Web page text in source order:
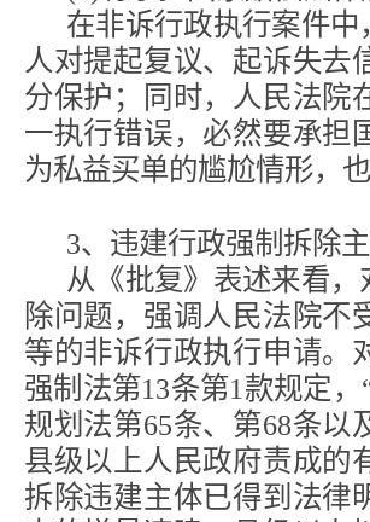
在非诉行政执行案件
人对提起复议、起诉失去
分保护；同时，人民法院
一执行错误，必然要承担
为私益买单的尴尬情形，
3、违建行政强制拆除
从《批复》表述来看
除问题，强调人民法院不
等的非诉行政执行申请。
强制法第13条第1款规定
规划法第65条、第68条以
县级以上人民政府责成的
拆除违建主体已得到法律